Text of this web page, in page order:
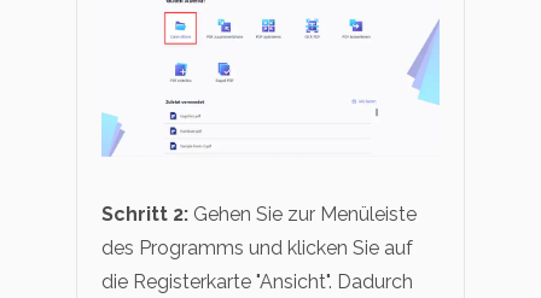
Schritt 2: Gehen Sie zur Menüleiste
des Programms und klicken Sie auf
die Registerkarte "Ansicht". Dadurch